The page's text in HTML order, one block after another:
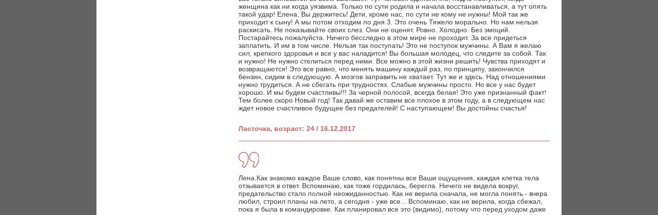
женщина как ни когда уязвима. Только по сути родила и начала восстанавливаться, а тут опять
такой удар! Елена, Вы держитесь! Дети, кроме нас, по сути не кому не нужны! Мой так же
приходит к сыну! А мы потом отходим по дня 3. Это очень Тяжело морально. Но нам нельзя
раскисать. Не показывайте своих слез. Они не оценят. Ровно. Холодно. Без эмоций.
Постарайтесь пожалуйста. Ничего бесследно в этом мире не проходит. За все придеться
заплатить. И им в том числе. Нельзя так поступать! Это не поступок мужчины. А Вам я желаю
сил, крепкого здоровья и все у вас наладится! Вы большая молодец, что следите за собой. Так
и нужно! Не нужно стелиться перед ними. Все можно в этой жизни решить! Чувства приходят и
возвращаются! Это все равно, что менять машину каждый раз, по принципу, закончился
бензин, сидим в следующую. А мозгов заправить не хватает. Тут же и здесь. Над отношениями
нужно трудиться. А не сбегать при трудностях. Слабые мужчины просто. Но все у нас будет
хорошо. И мы будем счастливы!!! За черной полосой, всегда белая! Это уже признанный факт!
Тем более скоро Новый год! Так давай же оставим все плохое в этом году, а в следующем нас
ждет новое счастливое будущее без предателей! С наступающем! Вы достойны счастья!
Ласточка, возраст: 24 / 16.12.2017
Лена.Как знакомо каждое Ваше слово, как понятны все Ваши ощущения, каждая клетка тела
отзывается в ответ. Вспоминаю, как тоже гордилась, берегла. Ничего не видела вокруг,
предательство стало полной неожиданностью. Как не верила сначала, не могла понять - вчера
любил, строил планы на лето, а сегодня - уже все... Вспоминаю, как не верила, когда сбежал,
пока я была в командировке. Как планировал все это (видимо), потому что перед уходом даже